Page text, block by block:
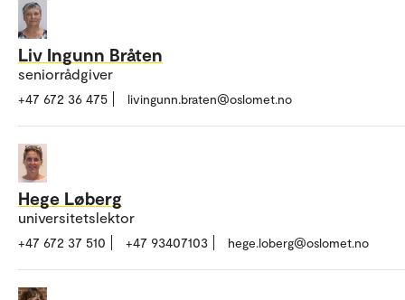
Liv Ingunn Bråten
seniorrådgiver
+47 672 36 475 livingunn.braten@oslomet.no
Hege Løberg
universitetslektor
+47 672 37 510 +47 93407103 hege.loberg@oslomet.no